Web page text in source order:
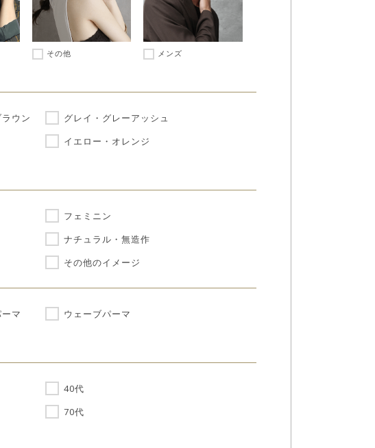
その他 メンズ
ウン
グレイ・グレーアッシュ
イエロー・オレンジ
フェミニン
ナチュラル・無造作
その他のイメージ
マ
ウェーブパーマ
40代
70代